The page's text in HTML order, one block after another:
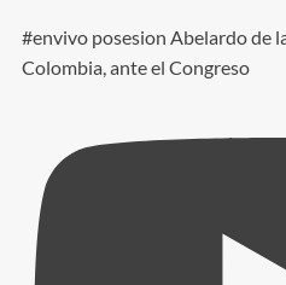
#envivo posesion Abelardo de
Colombia, ante el Congreso